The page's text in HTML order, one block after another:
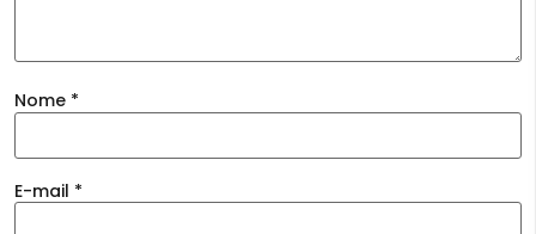
Nome *
E-mail *